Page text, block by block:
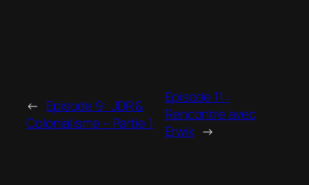
← Episode 9 : JDR &
Colonialisme – Partie 1
Episode 11 :
Rencontre avec
Erwik →